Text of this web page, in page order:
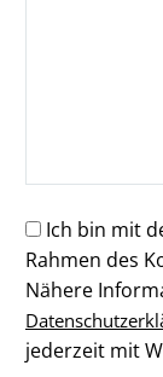
Ich bin mit
Rahmen des
Nähere
jederzeit mit